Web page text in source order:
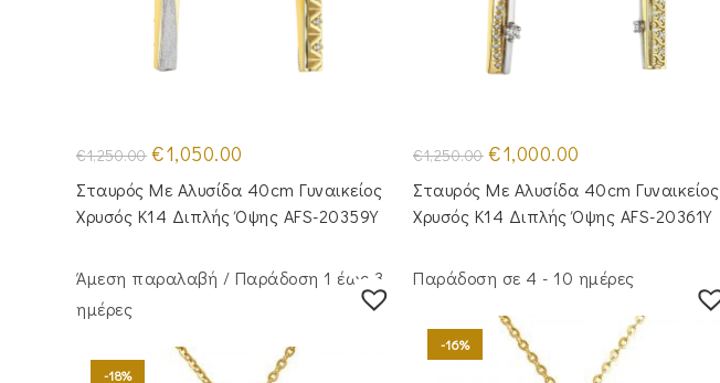
€1,250.00 Original
price
was:
€1,250.00.
€1,050.00
τιμή
είναι:
€1,050.00.
Σταυρός Με Αλυσίδα 40cm Γυναικείος
Χρυσός Κ14 Διπλής Όψης AFS-20359Y
€1,250.00 Original
price
was:
€1,250.00.
€1,000.00
τιμή
είναι:
€1,000.00.
Σταυρός Με Αλυσίδα 40cm Γυναικείος
Χρυσός Κ14 Διπλής Όψης AFS-20361Y
Άμεση παραλαβή / Παράδoση 1 έως 3
ημέρες
-18%
Παράδοση σε 4 - 10 ημέρες
-16%